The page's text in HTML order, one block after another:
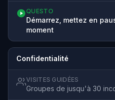
QUESTO
Démarrez, mettez en
moment
Confidentialité
VISITES GUIDÉES
Groupes de jusqu'à 30